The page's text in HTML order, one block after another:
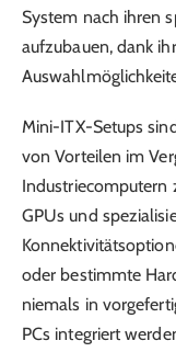
System nach ihren
aufzubauen, dank
Mini-ITX-Setups
von Vorteilen im
Industriecomputern
GPUs und
oder bestimmte
niemals in
PCs integriert